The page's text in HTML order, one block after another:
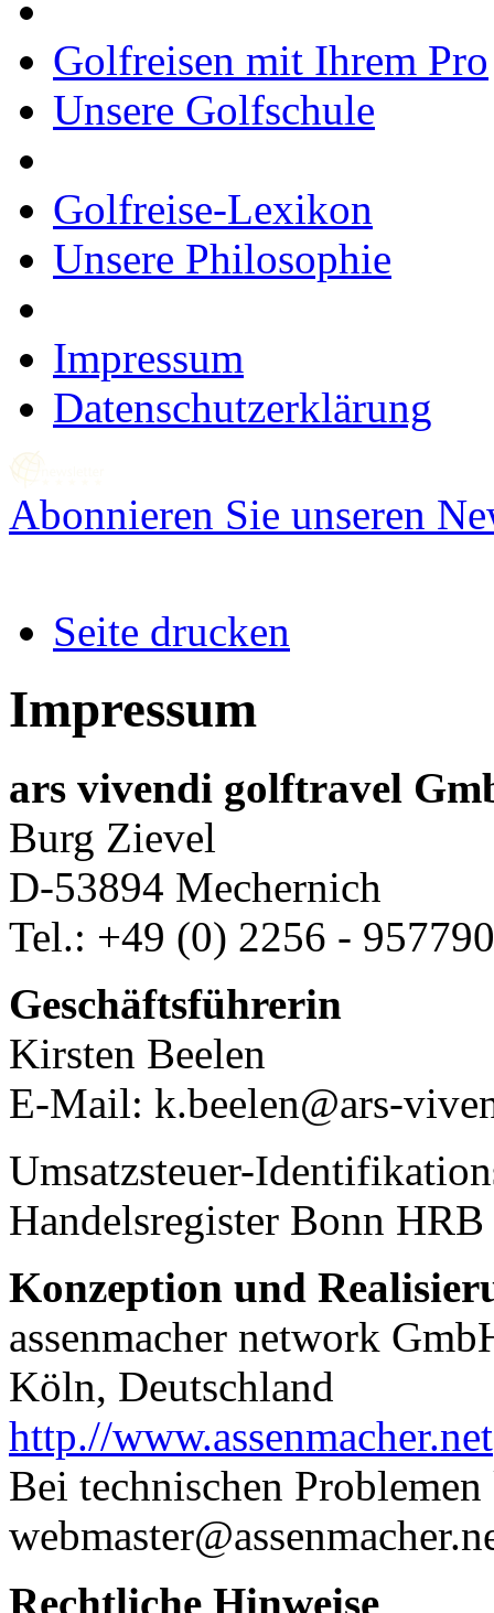
Golfreisen mit Ihrem Pro
Unsere Golfschule
Golfreise-Lexikon
Unsere Philosophie
Impressum
Datenschutzerklärung
Abonnieren Sie unseren
Seite drucken
Impressum
ars vivendi golftravel
Burg Zievel
D-53894 Mechernich
Tel.: +49 (0) 2256 - 957790
Geschäftsführerin
Kirsten Beelen
E-Mail: k.beelen@ars-
Umsatzsteuer-
Handelsregister Bonn
Konzeption und
assenmacher network
Köln, Deutschland
http.//www.assenmacher.net
Bei technischen
Rechtliche Hinweise